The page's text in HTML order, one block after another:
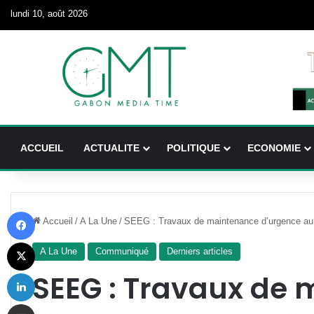
lundi 10, août 2026
ACCUEIL ACTUALITE POLITIQUE ECONOMIE
Accueil / A La Une / SEEG : Travaux de maintenance d’urgence
A La Une Communiqué Derniers articles
SEEG : Travaux
X